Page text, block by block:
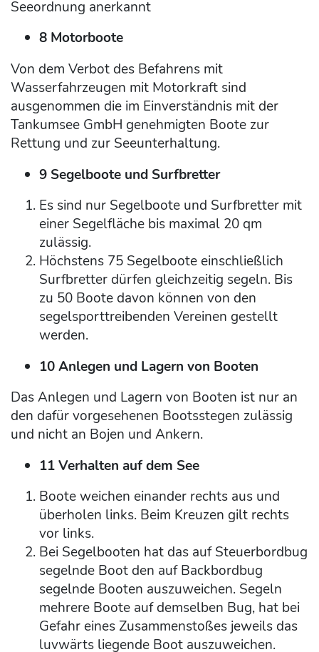
Seeordnung anerkannt
8 Motorboote
Von dem Verbot des Befahrens mit
Wasserfahrzeugen mit Motorkraft sind
ausgenommen die im Einverständnis mit der
Tankumsee GmbH genehmigten Boote zur
Rettung und zur Seeunterhaltung.
9 Segelboote und Surfbretter
Es sind nur Segelboote und Surfbretter mit
einer Segelfläche bis maximal 20 qm
zulässig.
Höchstens 75 Segelboote einschließlich
Surfbretter dürfen gleichzeitig segeln. Bis
zu 50 Boote davon können von den
segelsporttreibenden Vereinen gestellt
werden.
10 Anlegen und Lagern von Booten
Das Anlegen und Lagern von Booten ist nur an
den dafür vorgesehenen Bootsstegen zulässig
und nicht an Bojen und Ankern.
11 Verhalten auf dem See
Boote weichen einander rechts aus und
überholen links. Beim Kreuzen gilt rechts
vor links.
Bei Segelbooten hat das auf Steuerbordbug
segelnde Boot den auf Backbordbug
segelnde Booten auszuweichen. Segeln
mehrere Boote auf demselben Bug, hat bei
Gefahr eines Zusammenstoßes jeweils das
luvwärts liegende Boot auszuweichen.